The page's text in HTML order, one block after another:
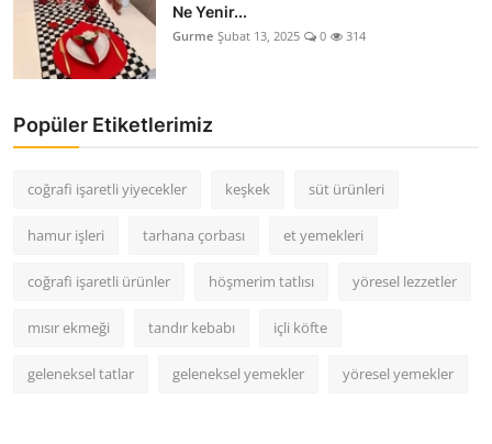
Ne Yenir...
Gurme Şubat 13, 2025 0 314
Popüler Etiketlerimiz
coğrafi işaretli yiyecekler keşkek süt ürünleri
hamur işleri tarhana çorbası et yemekleri
coğrafi işaretli ürünler höşmerim tatlısı yöresel lezzetler
mısır ekmeği tandır kebabı içli köfte
geleneksel tatlar geleneksel yemekler yöresel yemekler